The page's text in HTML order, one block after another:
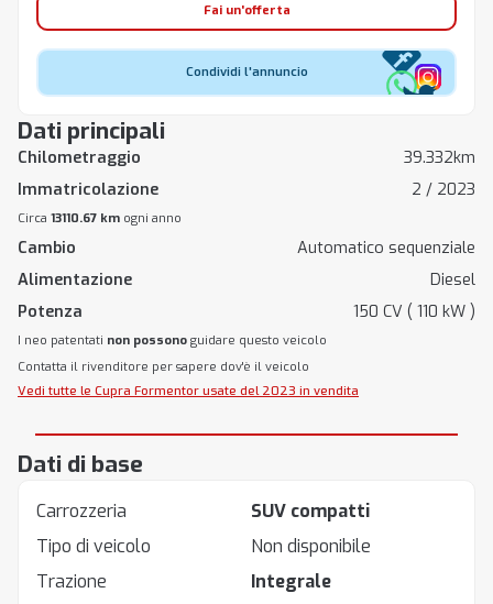
Dati principali
Chilometraggio
39.332km
Immatricolazione
2 / 2023
Circa 13110.67 km ogni anno
Cambio
Automatico sequenziale
Alimentazione
Diesel
Potenza
150 CV ( 110 kW )
I neo patentati non possono guidare questo veicolo
Contatta il rivenditore per sapere dov'è il veicolo
Vedi tutte le Cupra Formentor usate del 2023 in vendita
Fai un'offerta
Condividi l'annuncio
Dati di base
Carrozzeria
SUV compatti
Tipo di veicolo
Non disponibile
Trazione
Integrale